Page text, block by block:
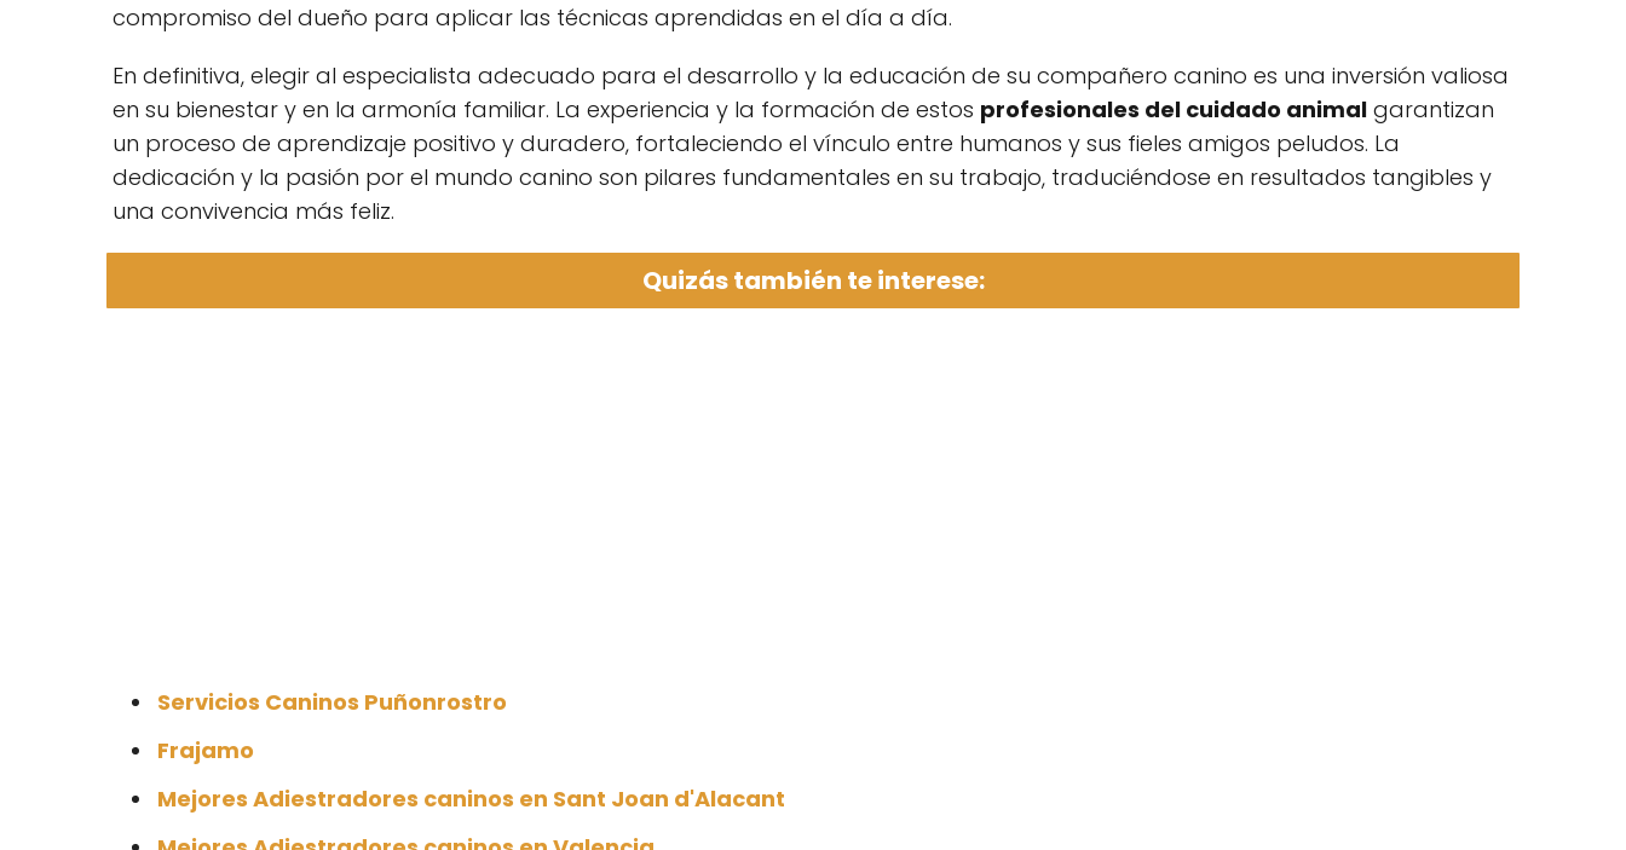
compromiso del dueño para aplicar las técnicas aprendidas en el día a día.
En definitiva, elegir al especialista adecuado para el desarrollo y la educación de su compañero canino es una inversión valiosa
en su bienestar y en la armonía familiar. La experiencia y la formación de estos profesionales del cuidado animal garantizan
un proceso de aprendizaje positivo y duradero, fortaleciendo el vínculo entre humanos y sus fieles amigos peludos. La
dedicación y la pasión por el mundo canino son pilares fundamentales en su trabajo, traduciéndose en resultados tangibles y
una convivencia más feliz.
Quizás también te interese:
Servicios Caninos Puñonrostro
Frajamo
Mejores Adiestradores caninos en Sant Joan d'Alacant